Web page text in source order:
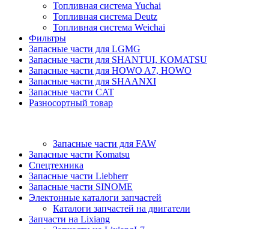
Топливная система Yuchai
Топливная система Deutz
Топливная система Weichai
Фильтры
Запасные части для LGMG
Запасные части для SHANTUI, KOMATSU
Запасные части для HOWO A7, HOWO
Запасные части для SHAANXI
Запасные части CAT
Разносортный товар
Запасные части для FAW
Запасные части Komatsu
Спецтехника
Запасные части Liebherr
Запасные части SINOME
Электонные каталоги запчастей
Каталоги запчастей на двигатели
Запчасти на Lixiang